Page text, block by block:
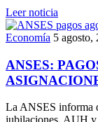
Leer noticia
Economía 5 agosto,
ANSES:
La ANSES informa